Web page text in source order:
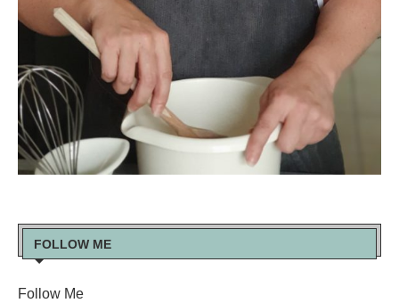
FOLLOW ME
Follow Me